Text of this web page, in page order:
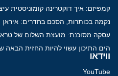
קמפיזם: איך דוקטרינה קומוניסטית
נקמה בכותרות, הסכם בחדרים:
עסקה מסוכנת: מועצת השלום של
הים התיכון עשוי להיות החזית הבאה
ווידאו
YouTube